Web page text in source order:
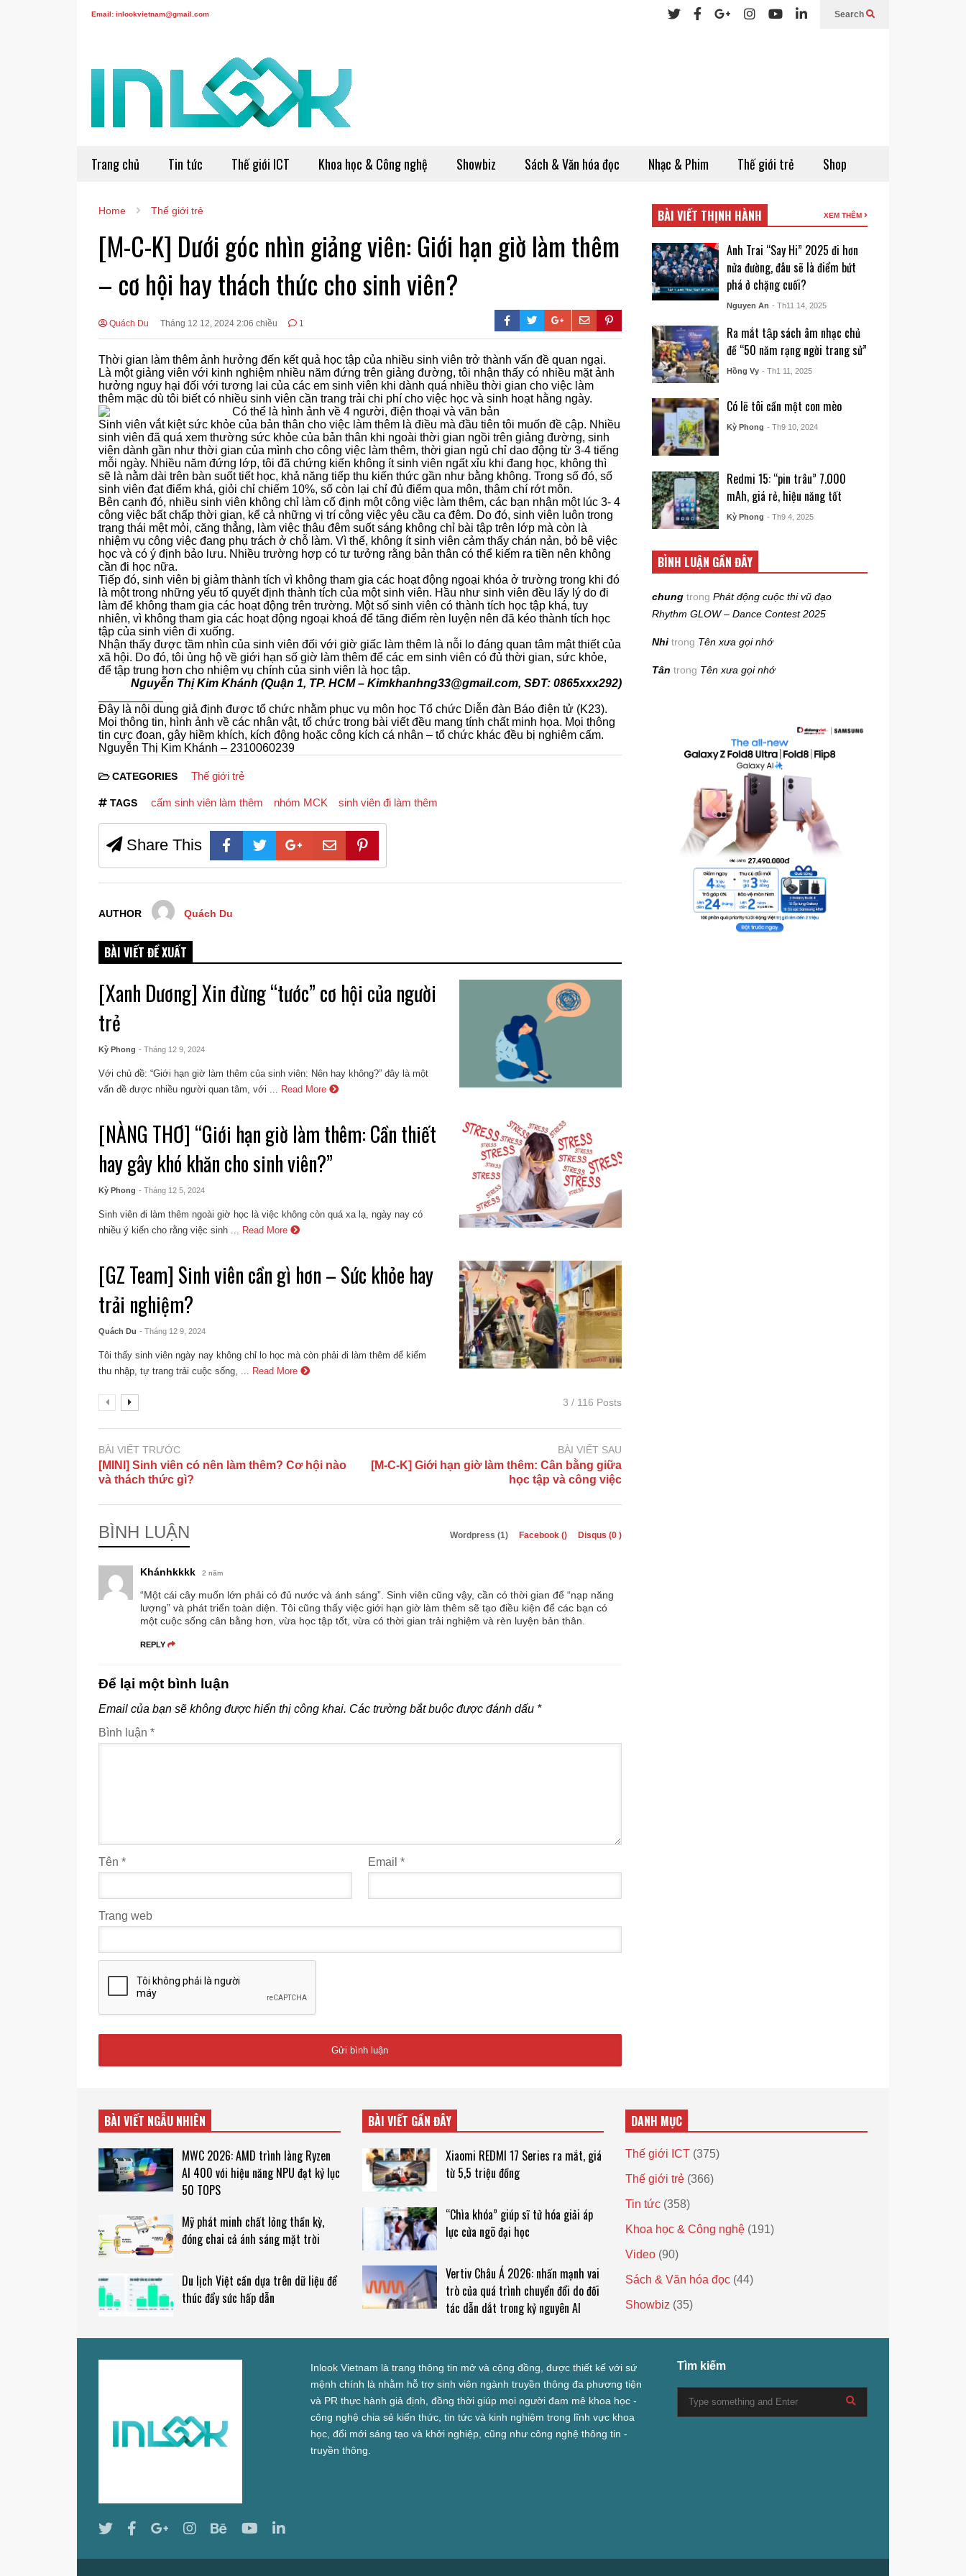
Email: inlookvietnam@gmail.com Search
Trang chủ Tin tức Thế giới ICT Khoa học & Công nghệ Showbiz Sách & Văn hóa đọc Nhạc & Phim Thế giới trẻ Shop
Home Thế giới trẻ
[M-C-K] Dưới góc nhìn giảng viên: Giới hạn giờ làm thêm
– cơ hội hay thách thức cho sinh viên?
Quách Du Tháng 12 12, 2024 2:06 chiều 1
Thời gian làm thêm ảnh hưởng đến kết quả học tập của nhiều sinh viên trở thành vấn đề quan ngại.
Là một giảng viên với kinh nghiệm nhiều năm đứng trên giảng đường, tôi nhận thấy có nhiều mặt ảnh
hưởng nguy hại đối với tương lai của các em sinh viên khi dành quá nhiều thời gian cho việc làm
thêm mặc dù tôi biết có nhiều sinh viên cần trang trải chi phí cho việc học và sinh hoạt hằng ngày.
Sinh viên vắt kiệt sức khỏe của bản thân cho việc làm thêm là điều mà đầu tiên tôi muốn đề cập. Nhiều
sinh viên đã quá xem thường sức khỏe của bản thân khi ngoài thời gian ngồi trên giảng đường, sinh
viên dành gần như thời gian của mình cho công việc làm thêm, thời gian ngủ chỉ dao động từ 3-4 tiếng
mỗi ngày. Nhiều năm đứng lớp, tôi đã chứng kiến không ít sinh viên ngất xỉu khi đang học, không thì
sẽ là nằm dài trên bàn suốt tiết học, khả năng tiếp thu kiến thức gần như bằng không. Trong số đó, số
sinh viên đạt điểm khá, giỏi chỉ chiếm 10%, số còn lại chỉ đủ điểm qua môn, thậm chí rớt môn.
Bên cạnh đó, nhiều sinh viên không chỉ làm cố định một công việc làm thêm, các bạn nhận một lúc 3- 4
công việc bất chấp thời gian, kể cả những vị trí công việc yêu cầu ca đêm. Do đó, sinh viên luôn trong
trạng thái mệt mỏi, căng thẳng, làm việc thâu đêm suốt sáng không chỉ bài tập trên lớp mà còn là
nhiệm vụ công việc đang phụ trách ở chỗ làm. Vì thế, không ít sinh viên cảm thấy chán nản, bỏ bê việc
học và có ý định bảo lưu. Nhiều trường hợp có tư tưởng rằng bản thân có thể kiếm ra tiền nên không
cần đi học nữa.
Tiếp đó, sinh viên bị giảm thành tích vì không tham gia các hoạt động ngoại khóa ở trường trong khi đó
là một trong những yếu tố quyết định thành tích của một sinh viên. Hầu như sinh viên đều lấy lý do đi
làm để không tham gia các hoạt động trên trường. Một số sinh viên có thành tích học tập khá, tuy
nhiên, vì không tham gia các hoạt động ngoại khoá để tăng điểm rèn luyện nên đã kéo thành tích học
tập của sinh viên đi xuống.
Nhận thấy được tầm nhìn của sinh viên đối với giờ giấc làm thêm là nỗi lo đáng quan tâm mật thiết của
xã hội. Do đó, tôi ủng hộ về giới hạn số giờ làm thêm để các em sinh viên có đủ thời gian, sức khỏe,
để tập trung hơn cho nhiệm vụ chính của sinh viên là học tập.
Nguyễn Thị Kim Khánh (Quận 1, TP. HCM – Kimkhanhng33@gmail.com, SĐT: 0865xxx292)
Đây là nội dung giả định được tổ chức nhằm phục vụ môn học Tổ chức Diễn đàn Báo điện tử (K23).
Mọi thông tin, hình ảnh về các nhân vật, tổ chức trong bài viết đều mang tính chất minh họa. Mọi thông
tin cực đoan, gây hiềm khích, kích động hoặc công kích cá nhân – tổ chức khác đều bị nghiêm cấm.
Nguyễn Thị Kim Khánh – 2310060239
CATEGORIES Thế giới trẻ
TAGS cấm sinh viên làm thêm nhóm MCK sinh viên đi làm thêm
Share This
AUTHOR Quách Du
BÀI VIẾT ĐỀ XUẤT
[Xanh Dương] Xin đừng “tước” cơ hội của người
trẻ
Kỳ Phong - Tháng 12 9, 2024
Với chủ đề: “Giới hạn giờ làm thêm của sinh viên: Nên hay không?” đây là một
vấn đề được nhiều người quan tâm, với ...
Read More
[NÀNG THƠ] “Giới hạn giờ làm thêm: Cần thiết
hay gây khó khăn cho sinh viên?”
Kỳ Phong - Tháng 12 5, 2024
Sinh viên đi làm thêm ngoài giờ học là việc không còn quá xa lạ, ngày nay có
nhiều ý kiến cho rằng việc sinh ...
Read More
[GZ Team] Sinh viên cần gì hơn – Sức khỏe hay
trải nghiệm?
Quách Du - Tháng 12 9, 2024
Tôi thấy sinh viên ngày nay không chỉ lo học mà còn phải đi làm thêm để kiếm
thu nhập, tự trang trải cuộc sống, ...
Read More
3 / 116 Posts
BÀI VIẾT TRƯỚC
[MINI] Sinh viên có nên làm thêm? Cơ hội nào
và thách thức gì?
BÀI VIẾT SAU
[M-C-K] Giới hạn giờ làm thêm: Cân bằng giữa
học tập và công việc
BÌNH LUẬN Wordpress (1) Facebook () Disqus (0 )
Khánhkkkk 2 năm
“Một cái cây muốn lớn phải có đủ nước và ánh sáng”. Sinh viên cũng vậy, cần có thời gian để “nạp năng
lượng” và phát triển toàn diện. Tôi cũng thấy việc giới hạn giờ làm thêm sẽ tạo điều kiện để các bạn có
một cuộc sống cân bằng hơn, vừa học tập tốt, vừa có thời gian trải nghiệm và rèn luyện bản thân.
REPLY
Để lại một bình luận
Email của bạn sẽ không được hiển thị công khai. Các trường bắt buộc được đánh dấu *
Bình luận *
Tên * Email *
Trang web
BÀI VIẾT THỊNH HÀNH XEM THÊM
Anh Trai “Say Hi” 2025 đi hơn
nửa đường, đâu sẽ là điểm bứt
phá ở chặng cuối?
Nguyen An - Th11 14, 2025
Ra mắt tập sách âm nhạc chủ
đề “50 năm rạng ngời trang sử”
Hồng Vy - Th1 11, 2025
Có lẽ tôi cần một con mèo
Kỳ Phong - Th9 10, 2024
Redmi 15: “pin trâu” 7.000
mAh, giá rẻ, hiệu năng tốt
Kỳ Phong - Th9 4, 2025
BÌNH LUẬN GẦN ĐÂY
chung trongPhát động cuộc thi vũ đạo
Rhythm GLOW – Dance Contest 2025
Nhi trong Tên xưa gọi nhớ
Tân trong Tên xưa gọi nhớ
BÀI VIẾT NGẪU NHIÊN
MWC 2026: AMD trình làng Ryzen
AI 400 với hiệu năng NPU đạt kỷ lục
50 TOPS
Mỹ phát minh chất lỏng thần kỳ,
đóng chai cả ánh sáng mặt trời
Du lịch Việt cần dựa trên dữ liệu để
thúc đẩy sức hấp dẫn
BÀI VIẾT GẦN ĐÂY
Xiaomi REDMI 17 Series ra mắt, giá
từ 5,5 triệu đồng
“Chìa khóa” giúp sĩ tử hóa giải áp
lực cửa ngõ đại học
Vertiv Châu Á 2026: nhấn mạnh vai
trò của quá trình chuyển đổi do đối
tác dẫn dắt trong kỷ nguyên AI
DANH MỤC
Thế giới ICT (375)
Thế giới trẻ (366)
Tin tức (358)
Khoa học & Công nghệ (191)
Video (90)
Sách & Văn hóa đọc (44)
Showbiz (35)
Inlook Vietnam là trang thông tin mở và cộng đồng, được thiết kế với sứ
mệnh chính là nhằm hỗ trợ sinh viên ngành truyền thông đa phương tiện
và PR thực hành giả định, đồng thời giúp mọi người đam mê khoa học -
công nghệ chia sẻ kiến thức, tin tức và kinh nghiệm trong lĩnh vực khoa
học, đổi mới sáng tạo và khởi nghiệp, cũng như công nghệ thông tin -
truyền thông.
Tìm kiếm